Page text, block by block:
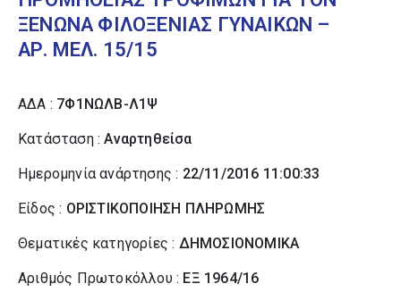
ΞΕΝΩΝΑ ΦΙΛΟΞΕΝΙΑΣ ΓΥΝΑΙΚΩΝ –
ΑΡ. ΜΕΛ. 15/15
ΑΔΑ : 7Φ1ΝΩΛΒ-Λ1Ψ
Κατάσταση :Αναρτηθείσα
Ημερομηνία ανάρτησης : 22/11/2016 11:00:33
Είδος : ΟΡΙΣΤΙΚΟΠΟΙΗΣΗ ΠΛΗΡΩΜΗΣ
Θεματικές κατηγορίες : ΔΗΜΟΣΙΟΝΟΜΙΚΑ
Αριθμός Πρωτοκόλλου : ΕΞ 1964/16